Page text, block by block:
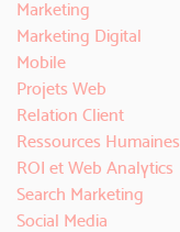
Marketing
Marketing Digital
Mobile
Projets Web
Relation Client
Ressources Humaines
ROI et Web Analytics
Search Marketing
Social Media